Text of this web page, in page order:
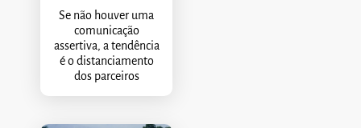
Se não houver uma
comunicação
assertiva, a tendência
é o distanciamento
dos parceiros